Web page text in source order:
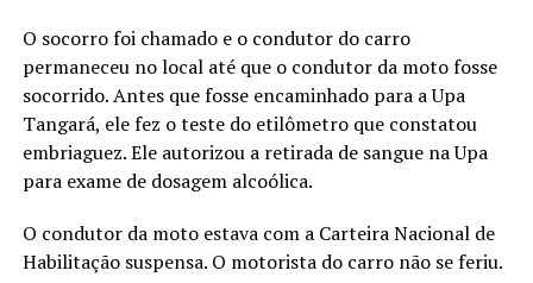
O socorro foi chamado e o condutor do carro
permaneceu no local até que o condutor da moto fosse
socorrido. Antes que fosse encaminhado para a Upa
Tangará, ele fez o teste do etilômetro que constatou
embriaguez. Ele autorizou a retirada de sangue na Upa
para exame de dosagem alcoólica.
O condutor da moto estava com a Carteira Nacional de
Habilitação suspensa. O motorista do carro não se feriu.